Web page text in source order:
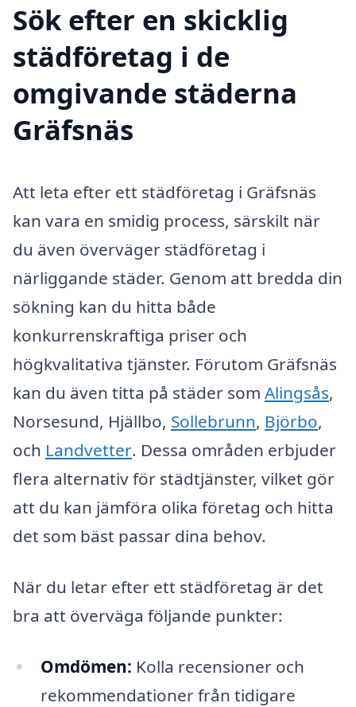
Sök efter en skicklig
städföretag i de
omgivande städerna
Gräfsnäs
Att leta efter ett städföretag i Gräfsnäs
kan vara en smidig process, särskilt när
du även överväger städföretag i
närliggande städer. Genom att bredda din
sökning kan du hitta både
konkurrenskraftiga priser och
högkvalitativa tjänster. Förutom Gräfsnäs
kan du även titta på städer som Alingsås,
Norsesund, Hjällbo, Sollebrunn, Björbo,
och Landvetter. Dessa områden erbjuder
flera alternativ för städtjänster, vilket gör
att du kan jämföra olika företag och hitta
det som bäst passar dina behov.
När du letar efter ett städföretag är det
bra att överväga följande punkter:
Omdömen: Kolla recensioner och
rekommendationer från tidigare